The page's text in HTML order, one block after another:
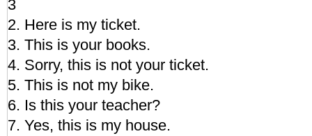
3
2. Here is my ticket.
3. This is your books.
4. Sorry, this is not your ticket.
5. This is not my bike.
6. Is this your teacher?
7. Yes, this is my house.